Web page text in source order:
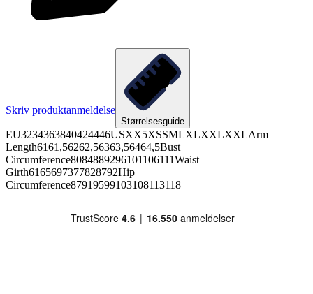
Skriv produktanmeldelse
Størrelsesguide
EU3234363840424446USXX5XSSMLXLXXLXXLArm
Length6161,56262,56363,56464,5Bust
Circumference8084889296101106111Waist
Girth6165697377828792Hip
Circumference87919599103108113118